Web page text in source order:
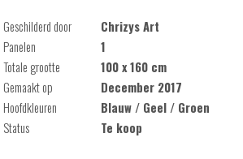
Geschilderd door
Chrizys Art
Panelen
1
Totale grootte
100 x 160 cm
Gemaakt op
December 2017
Hoofdkleuren
Blauw / Geel / Groen
Status
Te koop